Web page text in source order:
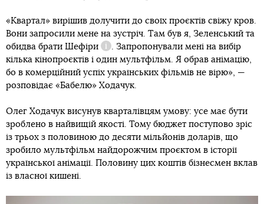
«Квартал» вирішив долучити до своїх проєктів свіжу кров.
Вони запросили мене на зустріч. Там був я, Зеленський та
обидва брати Шефіри
Довідка
. Запропонували мені на вибір
кілька кінопроєктів і один мультфільм. Я обрав анімацію,
бо в комерційний успіх українських фільмів не вірю», —
розповідає «Бабелю» Ходачук.
Олег Ходачук висунув кварталівцям умову: усе має бути
зроблено в найвищій якості. Тому бюджет поступово зріс
із трьох з половиною до десяти мільйонів доларів, що
зробило мультфільм найдорожчим проєктом в історії
української анімації. Половину цих коштів бізнесмен вклав
із власної кишені.